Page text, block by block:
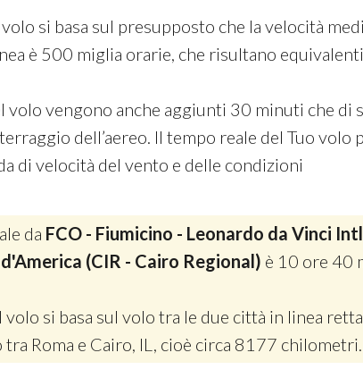
si basa sul presupposto che la velocità
è 500 miglia orarie, che risultano
volo vengono anche aggiunti 30 minuti che di
dell’aereo. Il tempo reale del Tuo volo
di velocità del vento e delle condizioni
da FCO - Fiumicino - Leonardo da Vinci
(CIR - Cairo Regional) è 10 ore 40
si basa sul volo tra le due città in linea
tra Roma e Cairo, IL, cioè circa 8177 chilometri.